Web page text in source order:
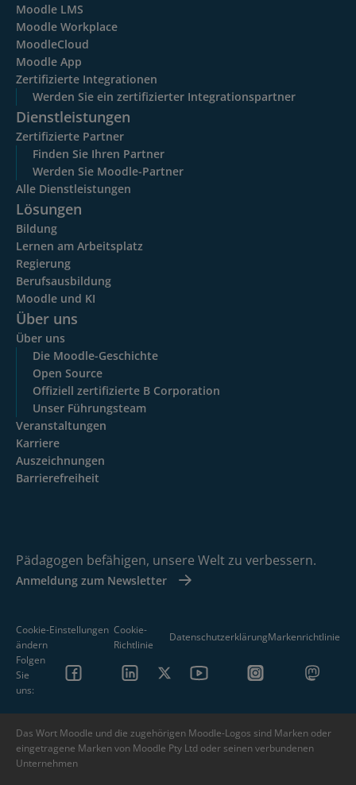
Moodle LMS
Moodle Workplace
MoodleCloud
Moodle App
Zertifizierte Integrationen
Werden Sie ein zertifizierter Integrationspartner
Dienstleistungen
Zertifizierte Partner
Finden Sie Ihren Partner
Werden Sie Moodle-Partner
Alle Dienstleistungen
Lösungen
Bildung
Lernen am Arbeitsplatz
Regierung
Berufsausbildung
Moodle und KI
Über uns
Über uns
Die Moodle-Geschichte
Open Source
Offiziell zertifizierte B Corporation
Unser Führungsteam
Veranstaltungen
Karriere
Auszeichnungen
Barrierefreiheit
Pädagogen befähigen, unsere Welt zu verbessern.
Anmeldung zum Newsletter
Cookie-Einstellungen
ändern
Cookie-
Richtlinie
DatenschutzerklärungMarkenrichtlinie
Folgen
Sie
uns:
Das Wort Moodle und die zugehörigen Moodle-Logos sind Marken oder
eingetragene Marken von Moodle Pty Ltd oder seinen verbundenen
Unternehmen